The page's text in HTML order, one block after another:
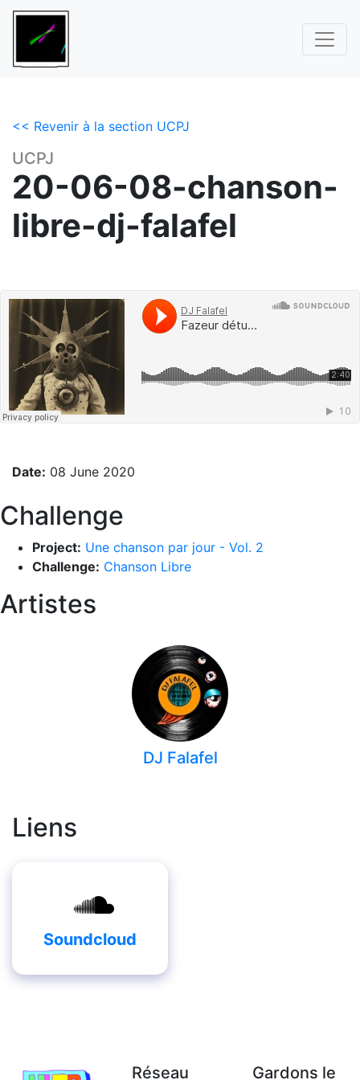
<< Revenir à la section UCPJ
UCPJ
20-06-08-chanson-
libre-dj-falafel
Date: 08 June 2020
Challenge
Project: Une chanson par jour - Vol. 2
Challenge: Chanson Libre
Artistes
DJ Falafel
Liens
Soundcloud
Réseau Gardons le